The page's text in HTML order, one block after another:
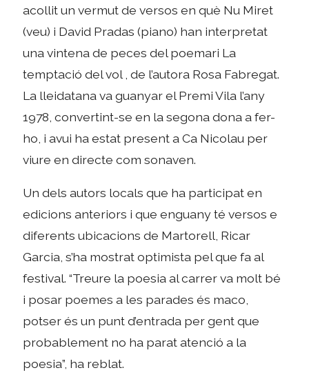
acollit un vermut de versos en què Nu Miret
(veu) i David Pradas (piano) han interpretat
una vintena de peces del poemari La
temptació del vol , de l’autora Rosa Fabregat.
La lleidatana va guanyar el Premi Vila l’any
1978, convertint-se en la segona dona a fer-
ho, i avui ha estat present a Ca Nicolau per
viure en directe com sonaven.
Un dels autors locals que ha participat en
edicions anteriors i que enguany té versos e
diferents ubicacions de Martorell, Ricar
Garcia, s’ha mostrat optimista pel que fa al
festival. “Treure la poesia al carrer va molt bé
i posar poemes a les parades és maco,
potser és un punt d’entrada per gent que
probablement no ha parat atenció a la
poesia”, ha reblat.